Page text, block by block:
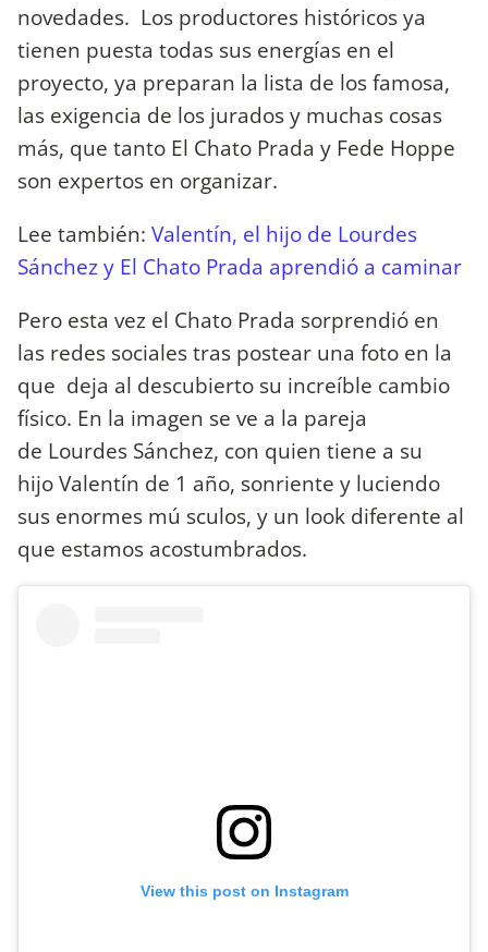
novedades. Los productores históricos ya
tienen puesta todas sus energías en el
proyecto, ya preparan la lista de los famosa,
las exigencia de los jurados y muchas cosas
más, que tanto El Chato Prada y Fede Hoppe
son expertos en organizar.
Lee también: Valentín, el hijo de Lourdes
Sánchez y El Chato Prada aprendió a caminar
Pero esta vez el Chato Prada sorprendió en
las redes sociales tras postear una foto en la
que deja al descubierto su increíble cambio
físico. En la imagen se ve a la pareja
de Lourdes Sánchez, con quien tiene a su
hijo Valentín de 1 año, sonriente y luciendo
sus enormes mú sculos, y un look diferente al
que estamos acostumbrados.
View this post on Instagram